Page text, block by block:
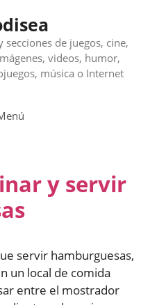
de juegos, cine,
videos, humor,
música o Internet
y servir
servir hamburguesas,
un local de comida
entre el mostrador